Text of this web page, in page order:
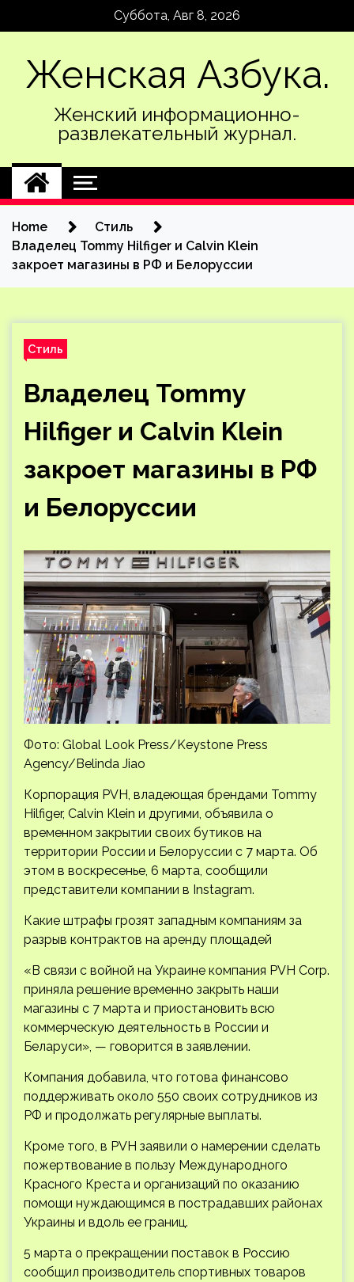
Суббота, Авг 8, 2026
Женская Азбука.
Женский информационно-
развлекательный журнал.
Home
Стиль
Владелец Tommy Hilfiger и Calvin Klein
закроет магазины в РФ и Белоруссии
Стиль
Владелец Tommy
Hilfiger и Calvin Klein
закроет магазины в РФ
и Белоруссии
Фото: Global Look Press/Keystone Press
Agency/Belinda Jiao
Корпорация PVH, владеющая брендами Tommy
Hilfiger, Calvin Klein и другими, объявила о
временном закрытии своих бутиков на
территории России и Белоруссии с 7 марта. Об
этом в воскресенье, 6 марта, сообщили
представители компании в Instagram.
Какие штрафы грозят западным компаниям за
разрыв контрактов на аренду площадей
«В связи с войной на Украине компания PVH Corp.
приняла решение временно закрыть наши
магазины с 7 марта и приостановить всю
коммерческую деятельность в России и
Беларуси», — говорится в заявлении.
Компания добавила, что готова финансово
поддерживать около 550 своих сотрудников из
РФ и продолжать регулярные выплаты.
Кроме того, в PVH заявили о намерении сделать
пожертвование в пользу Международного
Красного Креста и организаций по оказанию
помощи нуждающимся в пострадавших районах
Украины и вдоль ее границ.
5 марта о прекращении поставок в Россию
сообщил производитель спортивных товаров